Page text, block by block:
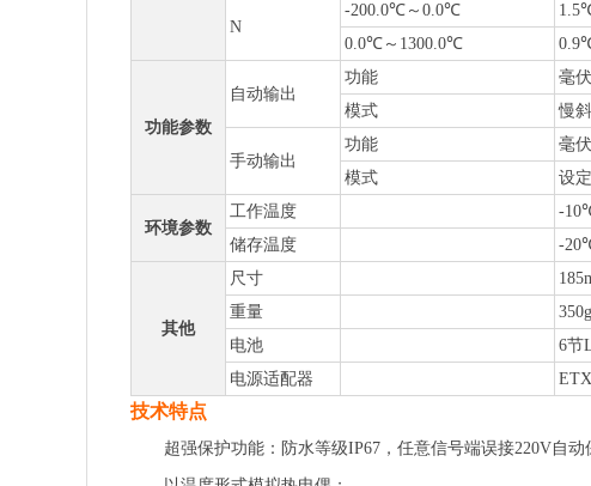
N
-200.0℃～0.0℃
0.0℃～1300.0℃
功能参数
自动输出
功能 毫
模式
慢
手动输出
功能 毫
模式
设
环境参数
工作温度
-
储存温度
-
其他
尺寸
重量
350g
电池
6节
电源适配器
技术特点
超强保护功能：防水等级IP67，任意信号端误接220V自动